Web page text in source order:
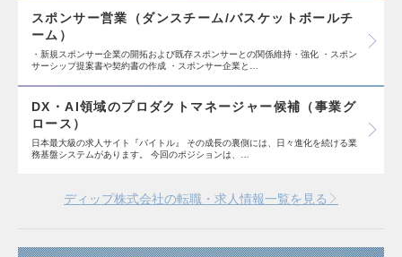
スポンサー営業（ダンスチーム/バスケットボールチ
ーム）
・新規スポンサー企業の開拓および既存スポンサーとの関係維持・強化 ・スポン
サーシップ提案書や契約書の作成 ・スポンサー企業と…
DX・AI領域のプロダクトマネージャー候補（事業グ
ロース）
日本最大級の求人サイト『バイトル』 その成長の裏側には、日々進化を続ける業
務基盤システムがあります。 今回のポジションは、…
ディップ株式会社の転職・求人情報一覧を見る